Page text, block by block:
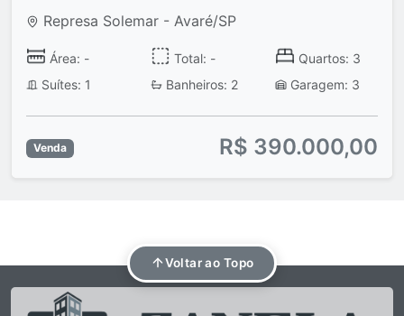
Represa Solemar - Avaré/SP
Área: - Total: -
Quartos: 3
Suítes: 1
Banheiros: 2 Garagem: 3
Venda R$ 390.000,00
Voltar ao Topo